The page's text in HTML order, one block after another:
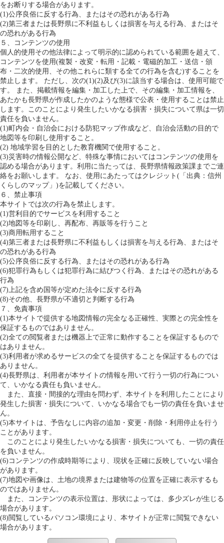
をお断りする場合があります。
(1)公序良俗に反する行為、またはその恐れがある行為
(2)第三者または長野県に不利益もしくは損害を与える行為、またはそ
の恐れがある行為
５、コンテンツの使用
個人的使用その他法律によって明示的に認められている範囲を超えて、
コンテンツを使用(複製・改変・転用・記載・電磁的加工・送信・頒
布・二次的使用、その他これらに類する全ての行為を含む)することを
禁止します。 ただし、次の(1)(2)及び(3)に該当する場合は、使用可能で
す。 また、掲載情報を編集・加工した上で、その編集・加工情報を、
あたかも長野県が作成したかのような態様で公表・使用することは禁止
します。このことにより発生したいかなる損害・損失について県は一切
責任を負いません。
(1)町内会・自治会における防犯マップ作成など、自治会活動の目的で
地図等を印刷し使用すること。
(2) 地域学習を目的とした教育機関で使用すること。
(3)災害時の情報公開など、特殊な事情においてはコンテンツの使用を
認める場合があります。利用に当たっては、長野県情報政策課までご連
絡をお願いします。 なお、使用にあたってはクレジット(「出典：信州
くらしのマップ」)を記載してください。
６、禁止事項
本サイトでは次の行為を禁止します。
(1)営利目的でサービスを利用すること
(2)地図等を印刷し、再配布、再販等を行うこと
(3)商用転用すること
(4)第三者または長野県に不利益もしくは損害を与える行為、またはそ
の恐れがある行為
(5)公序良俗に反する行為、またはその恐れがある行為
(6)犯罪行為もしくは犯罪行為に結びつく行為、またはその恐れがある
行為
(7)上記を含め国等が定めた法令に反する行為
(8)その他、長野県が不適切と判断する行為
７、免責事項
(1)本サイトで提供する地図情報の完全なる正確性、実際との完全性を
保証するものではありません。
(2)全ての閲覧者または機器上で正常に動作することを保証するもので
はありません。
(3)利用者が求めるサービスの全てを提供することを保証するものでは
ありません。
(4)長野県は、利用者が本サイトの情報を用いて行う一切の行為につい
て、いかなる責任も負いません。
また、直接・間接的な理由を問わず、本サイトを利用したことにより
発生した損害・損失について、いかなる場合でも一切の責任を負いませ
ん。
(5)本サイトは、予告なしに内容の追加・変更・削除・利用停止を行う
ことがあります。
このことにより発生したいかなる損害・損失についても、一切の責任
を負いません。
(6)コンテンツの作成時期等により、現状を正確に反映していない場合
があります。
(7)地図や画像は、土地の境界または建物等の位置を正確に表示するも
のではありません。
また、コンテンツの表示位置は、形状によっては、多少ズレが生じる
場合があります。
(8)閲覧しているパソコン環境により、本サイトが正常に閲覧できない
場合があります。